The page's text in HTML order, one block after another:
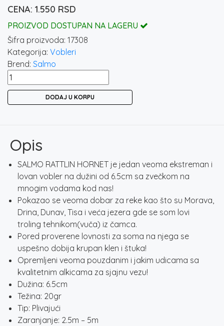
1.550 RSD
PROIZVOD DOSTUPAN NA LAGERU
Šifra proizvoda: 17308
Kategorija: Vobleri
Brend: Salmo
SALMO
RATTLIN
HOLOGRAPHIC
SHAD
količina
DODAJ U KORPU
Opis
SALMO RATTLIN HORNET je jedan veoma ekstreman i
lovan vobler na dužini od 6.5cm sa zvečkom na
mnogim vodama kod nas!
Pokazao se veoma dobar za reke kao što su Morava,
Drina, Dunav, Tisa i veća jezera gde se som lovi
troling tehnikom(vuča) iz čamca.
Pored proverene lovnosti za soma na njega se
uspešno dobija krupan klen i štuka!
Opremljeni veoma pouzdanim i jakim udicama sa
kvalitetnim alkicama za sjajnu vezu!
Dužina: 6.5cm
Težina: 20gr
Tip: Plivajući
Zaranjanje: 2.5m – 5m